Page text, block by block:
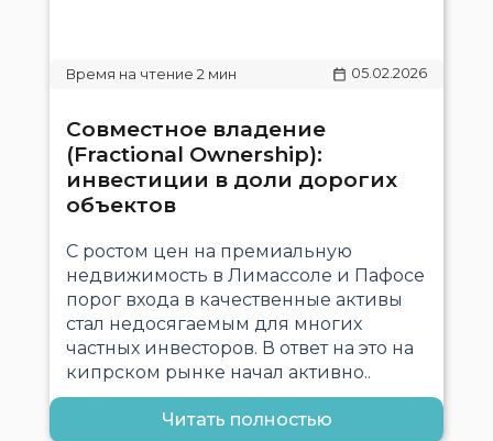
05.02.2026
Совместное владение
(Fractional Ownership):
инвестиции в доли дорогих
объектов
С ростом цен на премиальную
недвижимость в Лимассоле и Пафосе
порог входа в качественные активы
стал недосягаемым для многих
частных инвесторов. В ответ на это на
кипрском рынке начал активно..
Читать полностью